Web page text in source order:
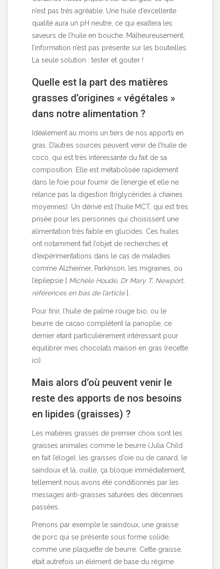
n’est pas très agréable. Une huile d’excellente
qualité aura un pH neutre, ce qui exaltera les
saveurs de l’huile en bouche. Malheureusement,
l’information n’est pas présente sur les bouteilles.
La seule solution : tester et gouter !
Quelle est la part des matières
grasses d’origines « végétales »
dans notre alimentation ?
Idéalement au moins un tiers de nos apports en
gras. D’autres sources peuvent venir de l’huile de
coco, qui est très intéressante du fait de sa
composition. Elle est métabolisée rapidement
dans le foie pour fournir de l’énergie et elle ne
relance pas la digestion (triglycérides à chaines
moyennes). Un dérivé est l’huile MCT, qui est très
prisée pour les personnes qui choisissent une
alimentation très faible en glucides. Ces huiles
ont notamment fait l’objet de recherches et
d’expérimentations dans le cas de maladies
comme Alzheimer, Parkinson, les migraines, ou
l’épilepsie [ Michèle Houde, Dr Mary T. Newport,
références en bas de l’article].
Pour finir, l’huile de palme rouge bio, ou le
beurre de cacao complètent la panoplie, ce
dernier étant particulièrement intéressant pour
équilibrer mes chocolats maison en gras (recette
ici).
Mais alors d’où peuvent venir le
reste des apports de nos besoins
en lipides (graisses) ?
Les matières grasses de premier choix sont les
graisses animales comme le beurre (Julia Child
en fait l’éloge), les graisses d’oie ou de canard, le
saindoux et là, ouille, ça bloque immédiatement,
tellement nous avons été conditionnés par les
messages anti-graisses saturées des décennies
passées.
Prenons par exemple le saindoux, une graisse
de porc qui se présente sous forme solide,
comme une plaquette de beurre. Cette graisse,
était autrefois un élément de base du régime